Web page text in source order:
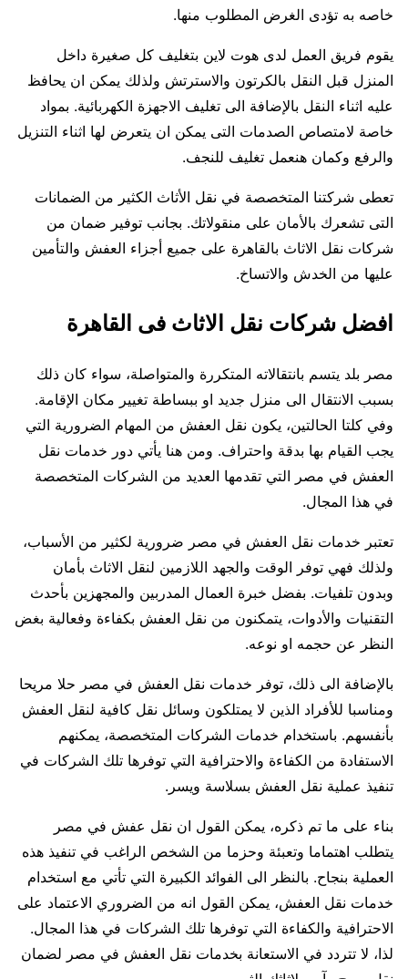
خاصه به تؤدى الغرض المطلوب منها.
يقوم فريق العمل لدى هوت لاين بتغليف كل صغيرة داخل
المنزل قبل النقل بالكرتون والاسترتش ولذلك يمكن ان يحافظ
عليه اثناء النقل بالإضافة الى تغليف الاجهزة الكهربائية. بمواد
خاصة لامتصاص الصدمات التى يمكن ان يتعرض لها اثناء التنزيل
والرفع وكمان هنعمل تغليف للنجف.
تعطى شركتنا المتخصصة في نقل الأثاث الكثير من الضمانات
التى تشعرك بالأمان على منقولاتك. بجانب توفير ضمان من
شركات نقل الاثاث بالقاهرة على جميع أجزاء العفش والتأمين
عليها من الخدش والاتساخ.
افضل شركات نقل الاثاث فى القاهرة
مصر بلد يتسم بانتقالاته المتكررة والمتواصلة، سواء كان ذلك
بسبب الانتقال الى منزل جديد او ببساطة تغيير مكان الإقامة.
وفي كلتا الحالتين، يكون نقل العفش من المهام الضرورية التي
يجب القيام بها بدقة واحتراف. ومن هنا يأتي دور خدمات نقل
العفش في مصر التي تقدمها العديد من الشركات المتخصصة
في هذا المجال.
تعتبر خدمات نقل العفش في مصر ضرورية لكثير من الأسباب،
ولذلك فهي توفر الوقت والجهد اللازمين لنقل الاثاث بأمان
وبدون تلفيات. بفضل خبرة العمال المدربين والمجهزين بأحدث
التقنيات والأدوات، يتمكنون من نقل العفش بكفاءة وفعالية بغض
النظر عن حجمه او نوعه.
بالإضافة الى ذلك، توفر خدمات نقل العفش في مصر حلا مريحا
ومناسبا للأفراد الذين لا يمتلكون وسائل نقل كافية لنقل العفش
بأنفسهم. باستخدام خدمات الشركات المتخصصة، يمكنهم
الاستفادة من الكفاءة والاحترافية التي توفرها تلك الشركات في
تنفيذ عملية نقل العفش بسلاسة ويسر.
بناء على ما تم ذكره، يمكن القول ان نقل عفش في مصر
يتطلب اهتماما وتعبئة وحزما من الشخص الراغب في تنفيذ هذه
العملية بنجاح. بالنظر الى الفوائد الكبيرة التي تأتي مع استخدام
خدمات نقل العفش، يمكن القول انه من الضروري الاعتماد على
الاحترافية والكفاءة التي توفرها تلك الشركات في هذا المجال.
لذا، لا تتردد في الاستعانة بخدمات نقل العفش في مصر لضمان